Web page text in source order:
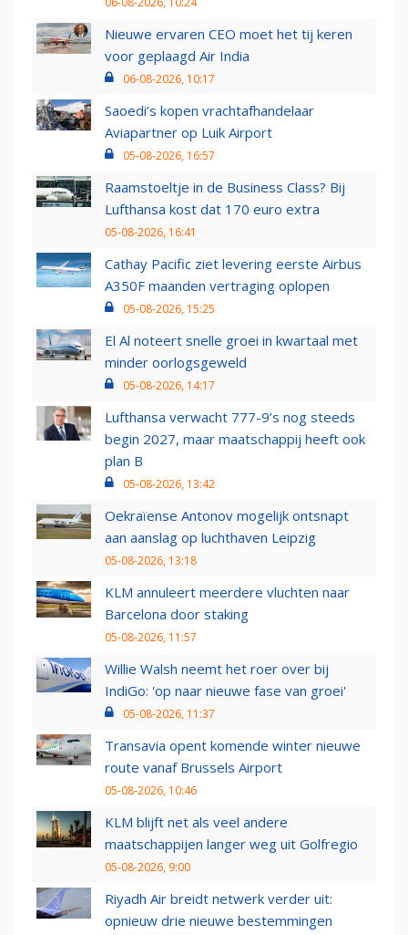
Nieuwe ervaren CEO moet het tij keren
voor geplaagd Air India
06-08-2026, 10:17
Saoedi’s kopen vrachtafhandelaar
Aviapartner op Luik Airport
05-08-2026, 16:57
Raamstoeltje in de Business Class? Bij
Lufthansa kost dat 170 euro extra
05-08-2026, 16:41
Cathay Pacific ziet levering eerste Airbus
A350F maanden vertraging oplopen
05-08-2026, 15:25
El Al noteert snelle groei in kwartaal met
minder oorlogsgeweld
05-08-2026, 14:17
Lufthansa verwacht 777-9’s nog steeds
begin 2027, maar maatschappij heeft ook
plan B
05-08-2026, 13:42
Oekraïense Antonov mogelijk ontsnapt
aan aanslag op luchthaven Leipzig
05-08-2026, 13:18
KLM annuleert meerdere vluchten naar
Barcelona door staking
05-08-2026, 11:57
Willie Walsh neemt het roer over bij
IndiGo: 'op naar nieuwe fase van groei'
05-08-2026, 11:37
Transavia opent komende winter nieuwe
route vanaf Brussels Airport
05-08-2026, 10:46
KLM blijft net als veel andere
maatschappijen langer weg uit Golfregio
05-08-2026, 9:00
Riyadh Air breidt netwerk verder uit:
opnieuw drie nieuwe bestemmingen